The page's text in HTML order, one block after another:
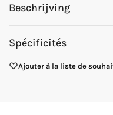
Beschrijving
Spécificités
Ajouter à la liste de